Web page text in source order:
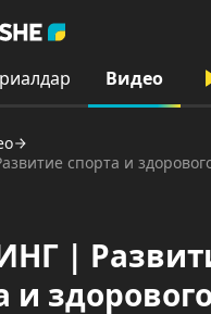
Видео
спорта и
|
и